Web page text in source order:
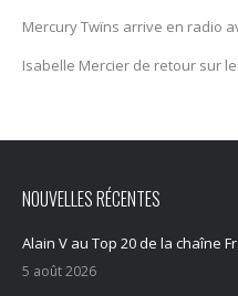
Mercury Twïns arrive en radio
Isabelle Mercier de retour sur
NOUVELLES RÉCENTES
Alain V au Top 20 de la chaîne
5 août 2026